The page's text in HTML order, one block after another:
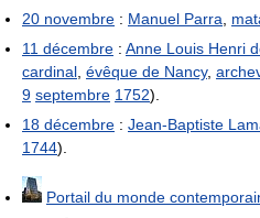
20 novembre : Manuel Parra
11 décembre : Anne Louis Henri
cardinal évêque de Nancy,
9 septembre 1752).
18 décembre : Jean-Baptiste
1744).
Portail du monde